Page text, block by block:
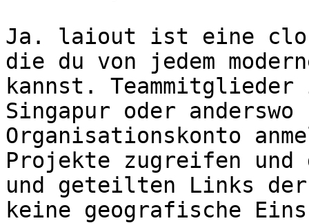
Ja. laiout ist eine
die du von jedem
kannst. Teammitglieder
Singapur oder
Organisationskonto
Projekte zugreifen und
und geteilten Links
keine geografische